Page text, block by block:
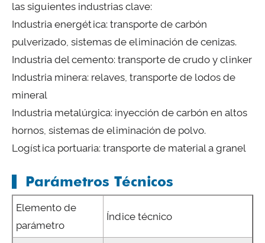
las siguientes industrias clave:
Industria energética: transporte de carbón
pulverizado, sistemas de eliminación de cenizas.
Industria del cemento: transporte de crudo y clinker
Industria minera: relaves, transporte de lodos de
mineral
Industria metalúrgica: inyección de carbón en altos
hornos, sistemas de eliminación de polvo.
Logística portuaria: transporte de material a granel
Parámetros Técnicos
Elemento de
parámetro
Índice técnico